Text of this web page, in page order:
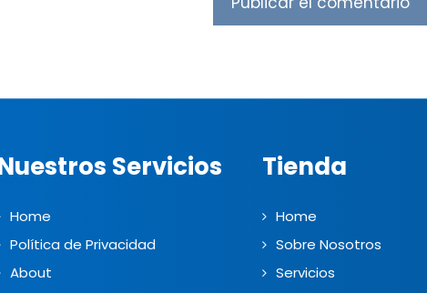
Servicios
Home
Política de Privacidad
About
Tienda
Home
Sobre Nosotros
Servicios